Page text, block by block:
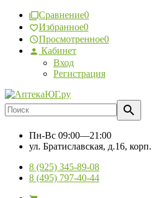
Сравнение0
Избранное0
Просмотренное0
Кабинет
Вход
Регистрация
Пн-Вс 09:00—21:00
ул. Братиславская, д.16,
8 (925) 345-89-08
8 (495) 797-40-44